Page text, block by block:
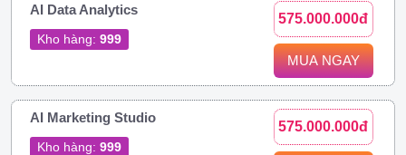
AI Data Analytics
Kho hàng: 999
575.000.000đ
MUA NGAY
AI Marketing Studio
Kho hàng: 999
575.000.000đ